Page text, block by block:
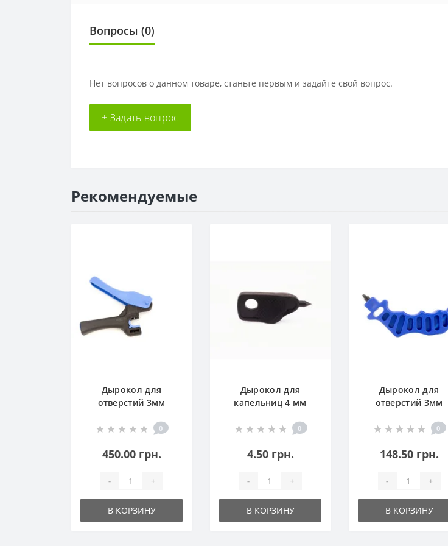
Вопросы (0)
Нет вопросов о данном товаре, станьте первым и задайте свой вопрос.
+ Задать вопрос
Рекомендуемые
Дырокол для
отверстий 3мм
0
450.00 грн.
- +
В КОРЗИНУ
Дырокол для
капельниц 4 мм
слепой трубки)
0
4.50 грн.
- +
В КОРЗИНУ
Дырокол для
отверстий 3мм
0
148.50 грн.
- +
В КОРЗИНУ